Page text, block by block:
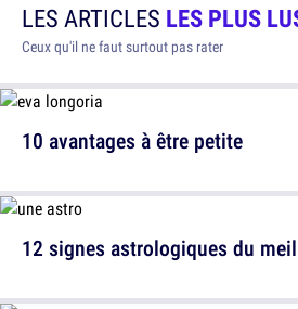
LES ARTICLES LES PLUS
Ceux qu'il ne faut surtout pas rater
10 avantages à être petite
12 signes astrologiques du